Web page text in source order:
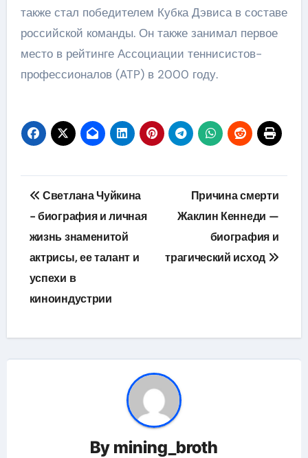
также стал победителем Кубка Дэвиса в составе
российской команды. Он также занимал первое
место в рейтинге Ассоциации теннисистов-
профессионалов (ATP) в 2000 году.
Навигация
по
записям
Светлана Чуйкина
− биография и личная
жизнь знаменитой
актрисы, ее талант и
успехи в
киноиндустрии
Причина смерти
Жаклин Кеннеди —
биография и
трагический исход
By mining_broth